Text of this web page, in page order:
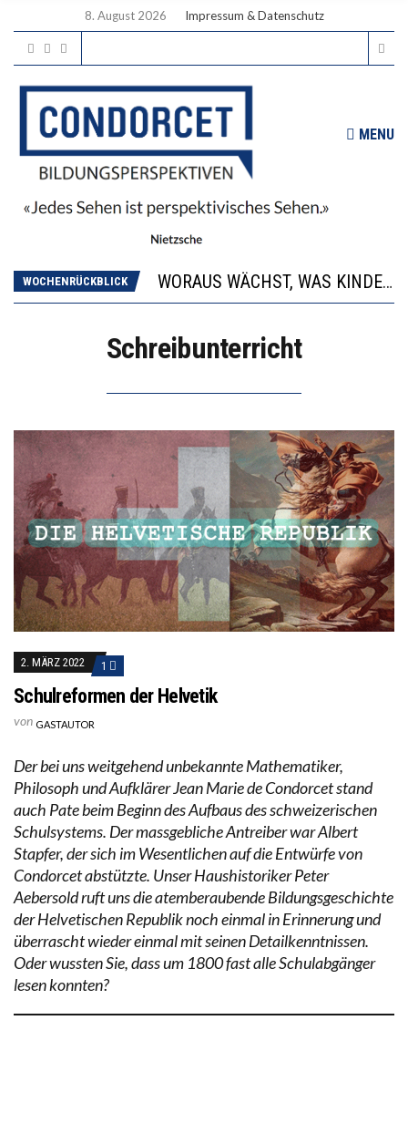
8. August 2026 Impressum & Datenschutz
MENU
WOCHENRÜCKBLICK
WORAUS WÄCHST, WAS KINDER TRÄGT
“WIR BEOBACHTEN EINEN REGELRECHTEN STURZFLUG BEI DEN LERNLEISTUNGEN”
Schreibunterricht
2. MÄRZ 2022 1
Schulreformen der Helvetik
von GASTAUTOR
Der bei uns weitgehend unbekannte Mathematiker,
Philosoph und Aufklärer Jean Marie de Condorcet stand
auch Pate beim Beginn des Aufbaus des schweizerischen
Schulsystems. Der massgebliche Antreiber war Albert
Stapfer, der sich im Wesentlichen auf die Entwürfe von
Condorcet abstützte. Unser Haushistoriker Peter
Aebersold ruft uns die atemberaubende Bildungsgeschichte
der Helvetischen Republik noch einmal in Erinnerung und
überrascht wieder einmal mit seinen Detailkenntnissen.
Oder wussten Sie, dass um 1800 fast alle Schulabgänger
lesen konnten?